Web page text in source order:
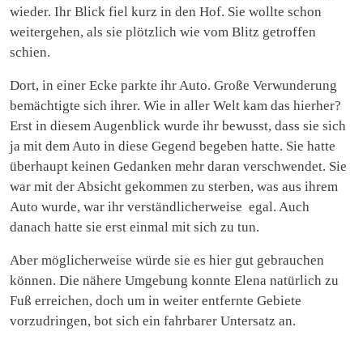
wieder. Ihr Blick fiel kurz in den Hof. Sie wollte schon
weitergehen, als sie plötzlich wie vom Blitz getroffen
schien.
Dort, in einer Ecke parkte ihr Auto. Große Verwunderung
bemächtigte sich ihrer. Wie in aller Welt kam das hierher?
Erst in diesem Augenblick wurde ihr bewusst, dass sie sich
ja mit dem Auto in diese Gegend begeben hatte. Sie hatte
überhaupt keinen Gedanken mehr daran verschwendet. Sie
war mit der Absicht gekommen zu sterben, was aus ihrem
Auto wurde, war ihr verständlicherweise egal. Auch
danach hatte sie erst einmal mit sich zu tun.
Aber möglicherweise würde sie es hier gut gebrauchen
können. Die nähere Umgebung konnte Elena natürlich zu
Fuß erreichen, doch um in weiter entfernte Gebiete
vorzudringen, bot sich ein fahrbarer Untersatz an.